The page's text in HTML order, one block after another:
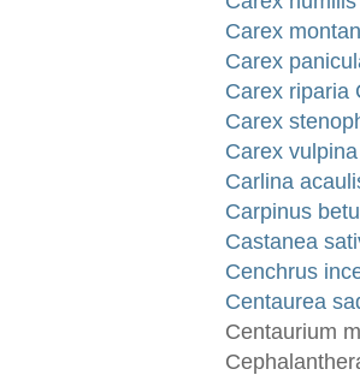
Carex
Carex
Carex riparia
Carex
Carex
Carlina
Carpinus
Castanea
Cenchrus
Centaurea
Centaurium